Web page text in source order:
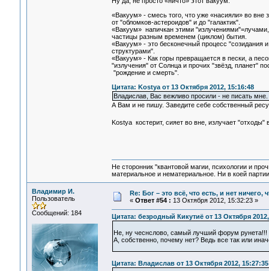
«Вакуум» - смесь того, что уже «насияли» во
от "обломков-астероидов" и до "галактик".
«Вакуум» напичкан этими
частицы разным временем (циклом) бытия.
«Вакуум» - это бесконечный процесс "созидания
структурами".
«Вакуум» - Как горы превращается в пески, а
"излучения" от Солнца и прочих "звёзд, планет"
"рождение и смерть".
Цитата: Kostya от 13 Октября 2012, 15:16:48
Владислав, Вас вежливо просили - не писать мне.
А Вам и не пишу. Заведите себе собственный
Kostya костерит, сияет во вне, излучает
Не сторонник "квантовой магии, психологии и
материальное и нематериальное. Ни в коей
Владимир И.
Пользователь
Сообщений: 184
Re: Бог – это всё, что есть, и нет
« Ответ #54 : 13 Октября 2012, 15:32:23 »
Цитата: безродный Кикутиё от 13 Октября
Не, ну чеснслово, самый лучший форум
А, собственно, почему нет? Ведь все так или
Цитата: Владислав от 13 Октября 2012, 15:27:35